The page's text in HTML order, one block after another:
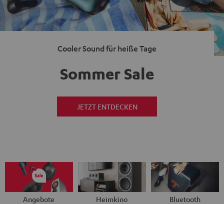
Cooler Sound für heiße Tage
Sommer Sale
JETZT ENTDECKEN
Angebote Heimkino Bluetooth